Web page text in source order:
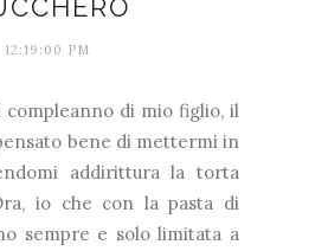
12:19:00 PM
compleanno di mio figlio, il
bene di mettermi in
addirittura la torta
io che con la pasta di
sempre e solo limitata a